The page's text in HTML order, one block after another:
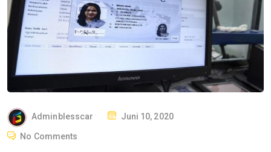
Adminblesscar Juni 10, 2020
No Comments